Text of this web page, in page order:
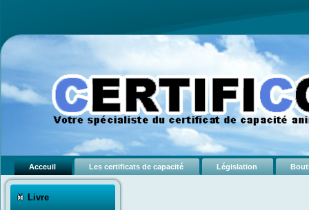
Acceuil Les certificats de capacité Législation
Livre